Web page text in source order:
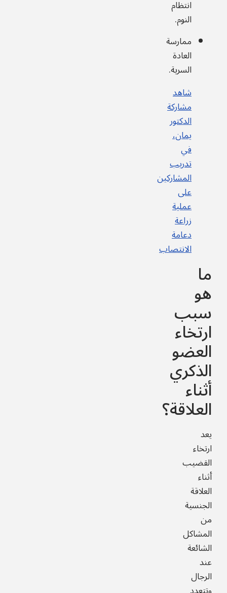
انتظام
النوم.
ممارسة
العادة
السرية.
شاهد
مشاركة
الدكتور
يمان،
في
تدريب
المشاركين
على
عملية
زراعة
دعامة
الانتصاب
ما
هو
سبب
ارتخاء
العضو
الذكري
أثناء
العلاقة؟
يعد
ارتخاء
القضيب
أثناء
العلاقة
الجنسية
من
المشاكل
الشائعة
عند
الرجال